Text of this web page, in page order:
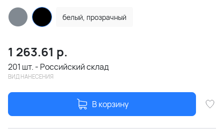
белый, прозрачный
1 263.61 р.
201 шт. - Российский склад
ВИД НАНЕСЕНИЯ
В корзину